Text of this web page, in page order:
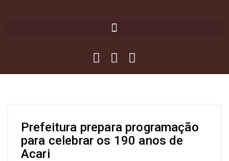
Prefeitura prepara programação
para celebrar os 190 anos de
Acari